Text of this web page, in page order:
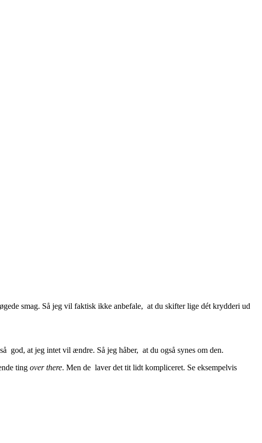
smag. Så jeg vil faktisk ikke anbefale, at du skifter lige dét krydderi ud
god, at jeg intet vil ændre. Så jeg håber, at du også synes om den.
ting over there. Men de laver det tit lidt kompliceret. Se eksempelvis